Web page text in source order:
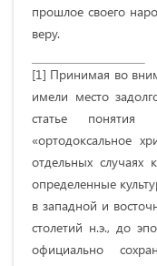
прошлое своего
веру.
[1] Принимая во
имели место
статье понятия
«ортодоксальное
отдельных
определенные
в западной и
столетий н.э., до
официально